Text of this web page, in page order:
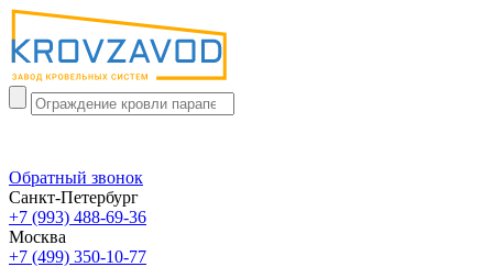
Обратный звонок
Санкт-Петербург
+7 (993) 488-69-36
Москва
+7 (499) 350-10-77